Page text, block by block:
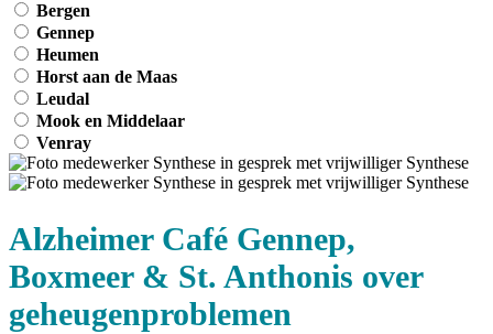
Bergen
Gennep
Heumen
Horst aan de Maas
Leudal
Mook en Middelaar
Venray
Alzheimer Café Gennep,
Boxmeer & St. Anthonis over
geheugenproblemen